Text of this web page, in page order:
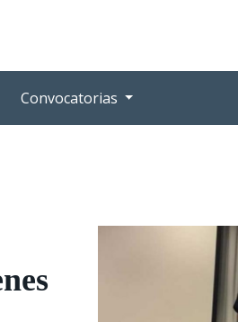
Convocatorias